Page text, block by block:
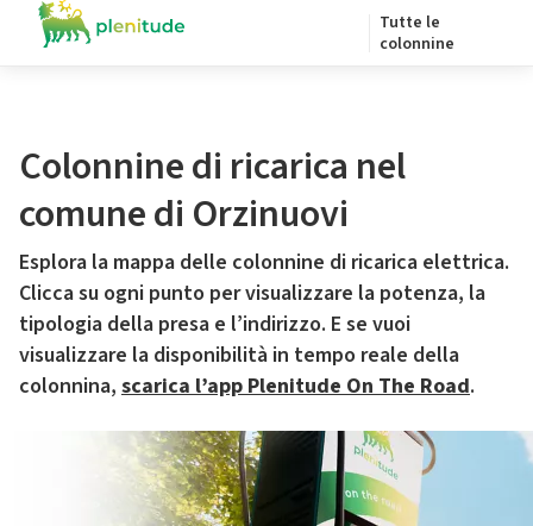
Tutte le
colonnine
Colonnine di ricarica nel
comune di Orzinuovi
Esplora la mappa delle colonnine di ricarica elettrica.
Clicca su ogni punto per visualizzare la potenza, la
tipologia della presa e l’indirizzo. E se vuoi
visualizzare la disponibilità in tempo reale della
colonnina, scarica l’app Plenitude On The Road.